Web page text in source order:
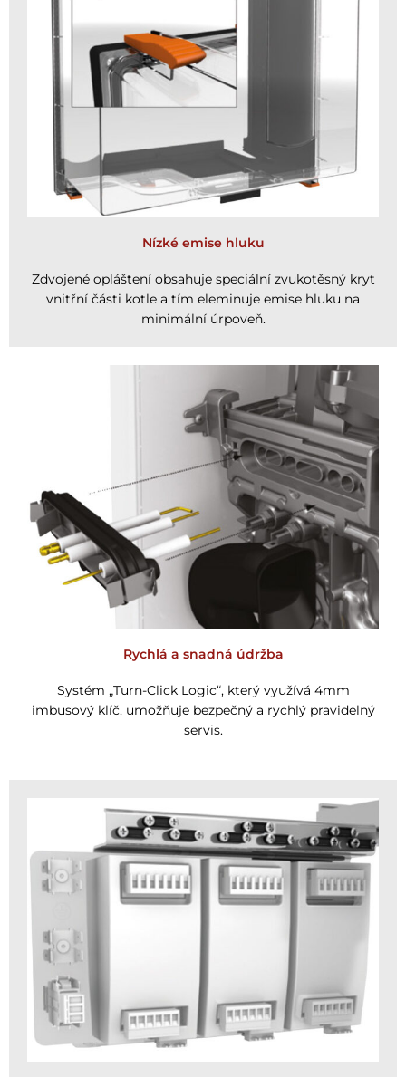
Nízké emise hluku
Zdvojené opláštení obsahuje speciální zvukotěsný kryt
vnitřní části kotle a tím eleminuje emise hluku na
minimální úrpoveň.
Rychlá a snadná údržba
Systém „Turn-Click Logic“, který využívá 4mm
imbusový klíč, umožňuje bezpečný a rychlý pravidelný
servis.